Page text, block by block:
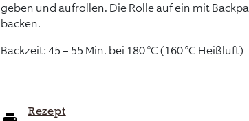
geben und aufrollen. Die Rolle auf ein mit
backen.
Backzeit: 45 – 55 Min. bei 180 °C (160 °C Heißluft)
Rezept